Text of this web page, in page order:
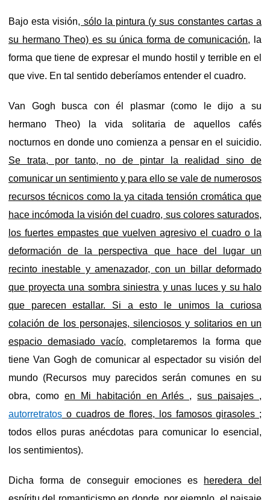
Bajo esta visión, sólo la pintura (y sus constantes cartas a
su hermano Theo) es su única forma de comunicación, la
forma que tiene de expresar el mundo hostil y terrible en el
que vive. En tal sentido deberíamos entender el cuadro.
Van Gogh busca con él plasmar (como le dijo a su
hermano Theo) la vida solitaria de aquellos cafés
nocturnos en donde uno comienza a pensar en el suicidio.
Se trata, por tanto, no de pintar la realidad sino de
comunicar un sentimiento y para ello se vale de numerosos
recursos técnicos como la ya citada tensión cromática que
hace incómoda la visión del cuadro, sus colores saturados,
los fuertes empastes que vuelven agresivo el cuadro o la
deformación de la perspectiva que hace del lugar un
recinto inestable y amenazador, con un billar deformado
que proyecta una sombra siniestra y unas luces y su halo
que parecen estallar. Si a esto le unimos la curiosa
colación de los personajes, silenciosos y solitarios en un
espacio demasiado vacío, completaremos la forma que
tiene Van Gogh de comunicar al espectador su visión del
mundo (Recursos muy parecidos serán comunes en su
obra, como en Mi habitación en Arlés ,
sus paisajes ,
autorretratos o cuadros de flores, los famosos girasoles ;
todos ellos puras anécdotas para comunicar lo esencial,
los sentimientos).
Dicha forma de conseguir emociones es
heredera del